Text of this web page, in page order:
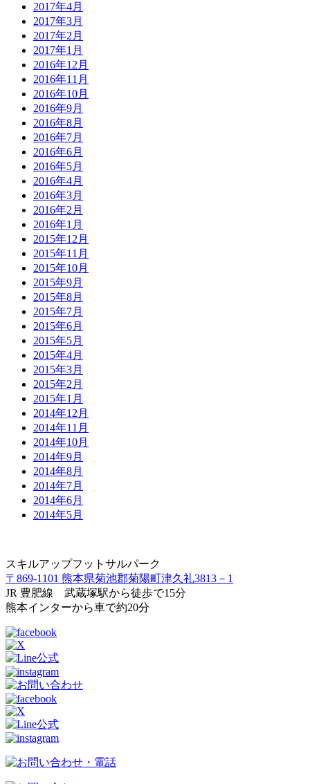
2017年4月
2017年3月
2017年2月
2017年1月
2016年12月
2016年11月
2016年10月
2016年9月
2016年8月
2016年7月
2016年6月
2016年5月
2016年4月
2016年3月
2016年2月
2016年1月
2015年12月
2015年11月
2015年10月
2015年9月
2015年8月
2015年7月
2015年6月
2015年5月
2015年4月
2015年3月
2015年2月
2015年1月
2014年12月
2014年11月
2014年10月
2014年9月
2014年8月
2014年7月
2014年6月
2014年5月
スキルアップフットサルパーク
〒869-1101 熊本県菊池郡菊陽町津久礼3813－1
JR 豊肥線 武蔵塚駅から徒歩で15分
熊本インターから車で約20分